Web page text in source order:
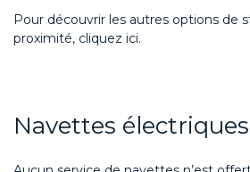
Pour découvrir les autres options de
proximité, cliquez ici.
Navettes